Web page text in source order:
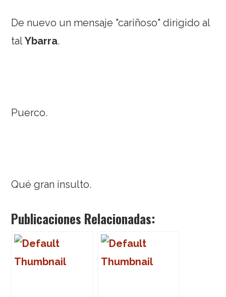
De nuevo un mensaje "cariñoso" dirigido al
talYbarra.
Puerco.
Qué gran insulto.
Publicaciones Relacionadas: